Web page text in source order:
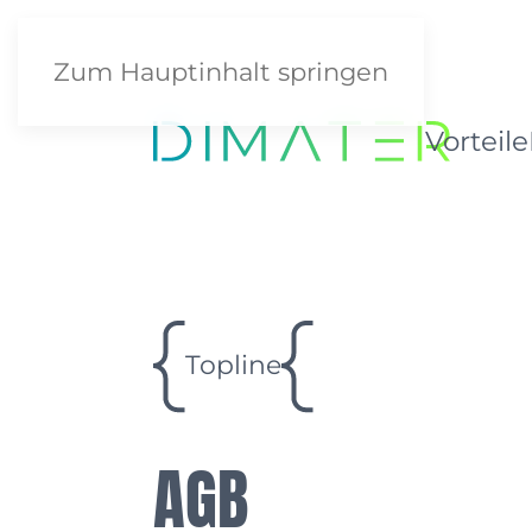
Zum Hauptinhalt springen
Vorteile
Topline
AGB